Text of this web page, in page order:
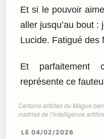
Et si le pouvoir
aller jusqu’au bout :
Lucide. Fatigué des
Et parfaitement
représente ce
Certains articles du Mague
maîtrisé de l’intelligence
LE 04/02/2026